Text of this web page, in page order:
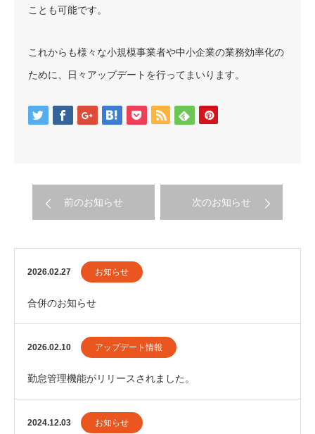
ことも可能です。
これからも様々な小規模事業者や中小企業の業務効率化の
ために、日々アップデートを行ってまいります。
前のお知らせ 次のお知らせ
2026.02.27 お知らせ
合併のお知らせ
2026.02.10 アップデート情報
勤怠管理機能がリリースされました。
2024.12.03 お知らせ